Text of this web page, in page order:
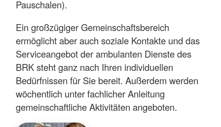
Pauschalen).
Ein großzügiger Gemeinschaftsbereich
ermöglicht aber auch soziale Kontakte und das
Serviceangebot der ambulanten Dienste des
BRK steht ganz nach Ihren individuellen
Bedürfnissen für Sie bereit. Außerdem werden
wöchentlich unter fachlicher Anleitung
gemeinschaftliche Aktivitäten angeboten.